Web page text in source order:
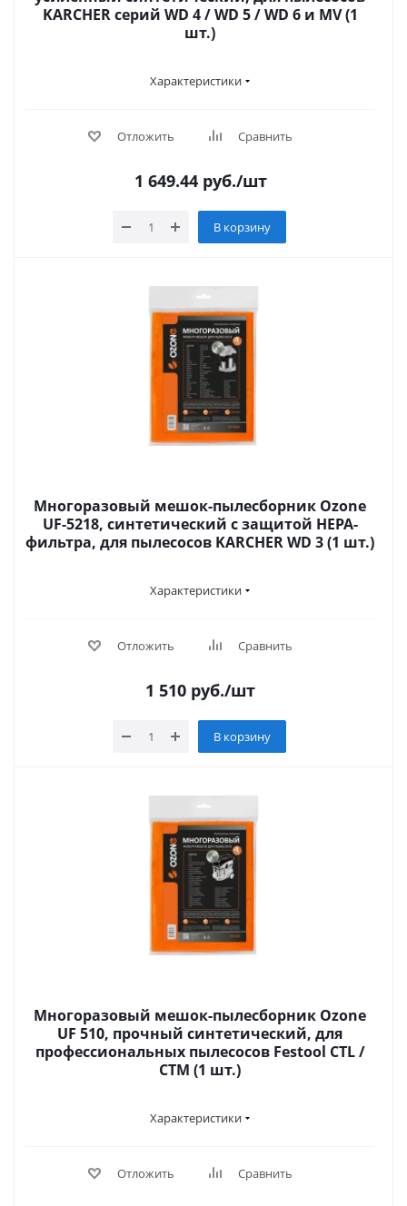
KARCHER серий WD 4 / WD 5 / WD 6 и MV (1
шт.)
Характеристики
Отложить Сравнить
1 649.44руб./шт
В корзину
Многоразовый мешок-пылесборник Ozone
UF-5218, синтетический с защитой HEPA-
фильтра, для пылесосов KARCHER WD 3 (1 шт.)
Характеристики
Отложить Сравнить
1 510 руб./шт
В корзину
Многоразовый мешок-пылесборник Ozone
UF 510, прочный синтетический, для
профессиональных пылесосов Festool CTL /
CTM (1 шт.)
Характеристики
Отложить Сравнить